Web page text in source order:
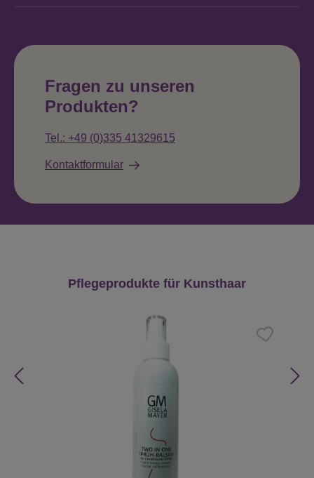
Fragen zu unseren
Produkten?
Tel.: +49 (0)335 41329615
Kontaktformular
Produktgalerie überspringen
Pflegeprodukte für Kunsthaar